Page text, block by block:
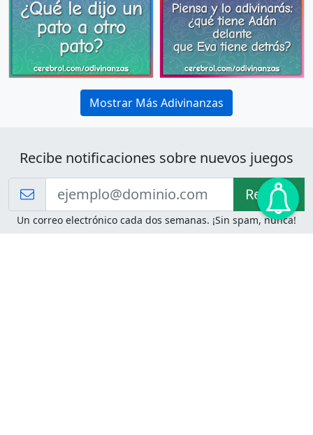
Mostrar Más Adivinanzas
Recibe notificaciones sobre nuevos juegos
Recibir!
Un correo electrónico cada dos semanas. ¡Sin spam, nunca!